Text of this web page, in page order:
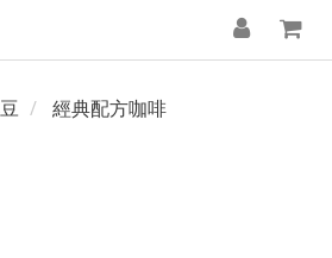
經典配方咖啡